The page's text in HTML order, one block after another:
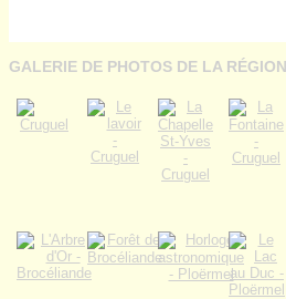
GALERIE DE PHOTOS DE LA RÉGION